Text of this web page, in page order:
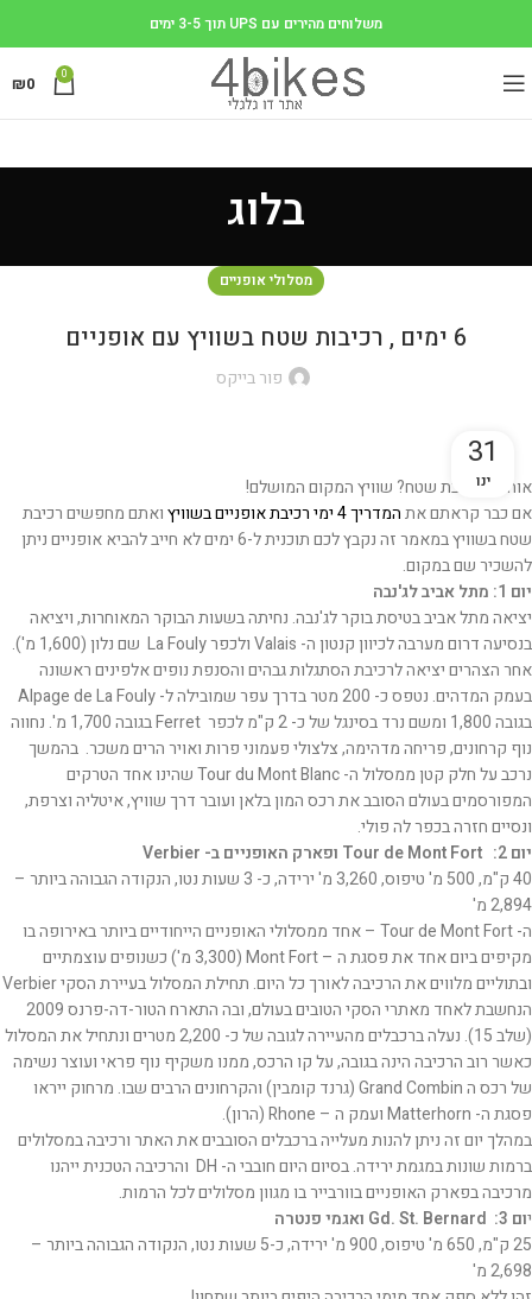
משלוחים מהירים עם UPS תוך 3-5 ימים
0
₪0
בלוג
מסלולי אופניים
6 ימים , רכיבות שטח בשוויץ עם אופניים
פור בייקס
31
ינו
אוהבים רכיבת שטח? שוויץ המקום המושלם!
אם כבר קראתם אתהמדריך 4 ימי רכיבת אופניים בשוויץ
ואתם מחפשים רכיבת
שטח בשוויץ במאמר זה נקבץ לכם תוכנית ל-6 ימים לא חייב להביא אופניים ניתן
להשכיר שם במקום.
יום 1: מתל אביב לג'נבה
יציאה מתל אביב בטיסת בוקר לג'נבה. נחיתה בשעות הבוקר המאוחרות, ויציאה
בנסיעה דרום מערבה לכיוון קנטון ה- Valais ולכפר La Fouly שם נלון (1,600 מ').
אחר הצהרים יציאה לרכיבת הסתגלות גבהים והסנפת נופים אלפינים ראשונה
בעמק המדהים. נטפס כ- 200 מטר בדרך עפר שמובילה ל- Alpage de La Fouly
בגובה 1,800 ומשם נרד בסינגל של כ- 2 ק"מ לכפר Ferret בגובה 1,700 מ'. נחווה
נוף קרחונים, פריחה מדהימה, צלצולי פעמוני פרות ואויר הרים משכר. בהמשך
נרכב על חלק קטן ממסלול ה- Tour du Mont Blanc שהינו אחד הטרקים
המפורסמים בעולם הסובב את רכס המון בלאן ועובר דרך שוויץ, איטליה וצרפת,
ונסיים חזרה בכפר לה פולי.
יום 2: Tour de Mont Fort ופארק האופניים ב- Verbier
40 ק"מ, 500 מ' טיפוס, 3,260 מ' ירידה, כ- 3 שעות נטו, הנקודה הגבוהה ביותר –
2,894 מ'
ה- Tour de Mont Fort – אחד ממסלולי האופניים הייחודיים ביותר באירופה בו
מקיפים ביום אחד את פסגת ה – Mont Fort (3,300 מ') כשנופים עוצמתיים
ובתוליים מלווים את הרכיבה לאורך כל היום. תחילת המסלול בעיירת הסקי Verbier
הנחשבת לאחד מאתרי הסקי הטובים בעולם, ובה התארח הטור-דה-פרנס 2009
(שלב 15). נעלה ברכבלים מהעיירה לגובה של כ- 2,200 מטרים ונתחיל את המסלול
כאשר רוב הרכיבה הינה בגובה, על קו הרכס, ממנו משקיף נוף פראי ועוצר נשימה
של רכס ה Grand Combin (גרנד קומבין) והקרחונים הרבים שבו. מרחוק ייראו
פסגת ה- Matterhorn ועמק ה – Rhone (הרון).
במהלך יום זה ניתן להנות מעלייה ברכבלים הסובבים את האתר ורכיבה במסלולים
ברמות שונות במגמת ירידה. בסיום היום חובבי ה- DH והרכיבה הטכנית ייהנו
מרכיבה בפארק האופניים בוורבייר בו מגוון מסלולים לכל הרמות.
יום 3: Gd. St. Bernard ואגמי פנטרה
25 ק"מ, 650 מ' טיפוס, 900 מ' ירידה, כ-5 שעות נטו, הנקודה הגבוהה ביותר –
2,698 מ'